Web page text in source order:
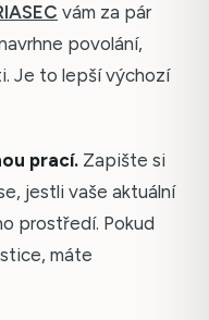
vám za pár
povolání,
Je to lepší výchozí
prací. Zapište si
jestli vaše aktuální
prostředí. Pokud
máte